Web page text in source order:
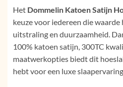
Het Dommelin Katoen Satijn
keuze voor iedereen die waarde
uitstraling en duurzaamheid.
100% katoen satijn, 300TC
maatwerkopties biedt dit
hebt voor een luxe slaapervaring.